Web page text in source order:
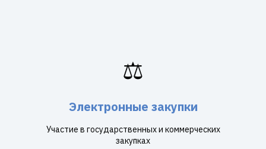
⚖️
Электронные закупки
Участие в государственных и коммерческих
закупках